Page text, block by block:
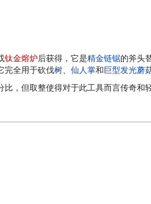
钛金熔炉后获得，它是精金链锯的斧头
完全用于砍伐树 仙人掌和巨型发光蘑
，但取整使得对于此工具而言传奇和